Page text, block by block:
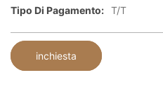
Tipo Di Pagamento: T/T
inchiesta